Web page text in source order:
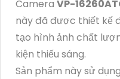
Camera VP-
này đã được thiết kế
tạo hình ảnh chất
kiện thiếu sáng.
Sản phẩm này sử